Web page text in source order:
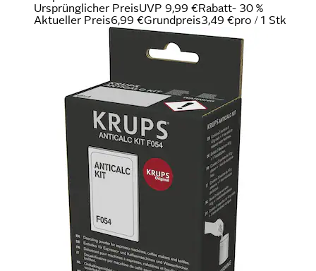
Ursprünglicher PreisUVP 9,99 €Rabatt- 30 %
Aktueller Preis6,99 €Grundpreis3,49 €pro / 1 Stk